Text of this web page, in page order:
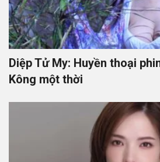
Diệp Tử My: Huyền thoại
Kông một thời